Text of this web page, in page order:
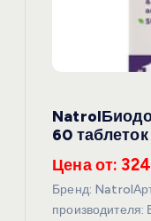
60
Цена от:
Бренд:
производителя: